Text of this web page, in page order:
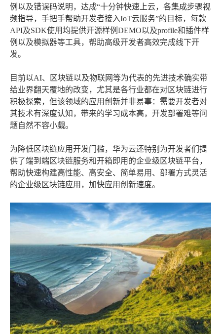
例以及错误码说明，达成“十分钟快速上云，各集成步骤视
频指导，手把手帮助开发者接入IoT云服务”的目标，每款
API及SDK使用均提供开源样例DEMO以及profile和插件样
例以及模拟器等工具，帮助高级开发者高效完成线下开
发。
目前以AI、区块链以及物联网等为代表的先进技术确实带
给业界翻天覆地的改变，尤其是各行业都在对区块链进行
积极探索，但该领域的应用创新并非易事：需要开发者对
其技术有深度认知，带来的学习成本高，开发部署难等问
题自然不容小觑。
为降低区块链应用开发门槛，华为云还特别为开发者们提
供了端到端区块链服务和开箱即用的企业级区块链平台，
帮助快速构建高性能、高安全、简单易用、部署方式灵活
的企业级区块链应用，加快应用创新速度。